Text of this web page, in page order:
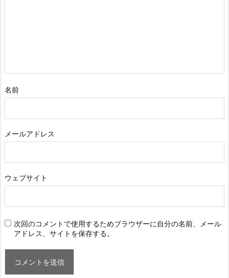
名前
メールアドレス
ウェブサイト
次回のコメントで使用するためブラウザーに自分の名前、メール
アドレス、サイトを保存する。